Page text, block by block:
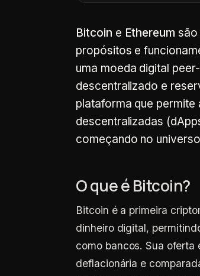
Bitcoin e Ethereum são
propósitos e
uma moeda digital
descentralizado e
plataforma que
descentralizadas
começando no
O que é Bitcoin?
Bitcoin é a primeira
dinheiro digital,
como bancos. Sua oferta
deflacionária e